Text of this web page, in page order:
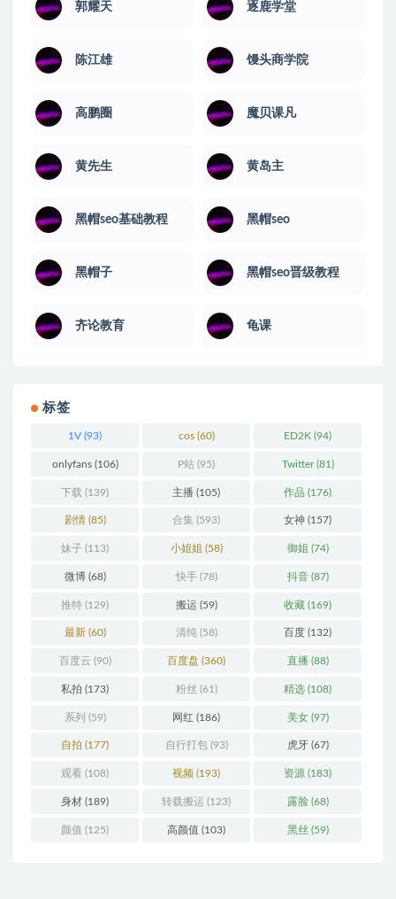
郭耀天 逐鹿学堂
陈江雄 馒头商学院
高鹏圈 魔贝课凡
黄先生 黄岛主
黑帽seo基础教程 黑帽seo
黑帽子 黑帽seo晋级教程
齐论教育 龟课
标签
1V (93) cos(60) ED2K (94)
onlyfans(106) P站 (95) Twitter(81)
下载 (139) 主播 (105) 作品 (176)
剧情(85) 合集 (593) 女神 (157)
妹子 (113) 小姐姐 (58) 御姐 (74)
微博(68) 快手(78) 抖音(87)
推特 (129) 搬运 (59) 收藏 (169)
最新(60) 清纯(58) 百度 (132)
百度云 (90) 百度盘 (360) 直播(88)
私拍 (173) 粉丝 (61) 精选 (108)
系列 (59) 网红 (186) 美女(97)
自拍 (177) 自行打包(93) 虎牙(67)
观看 (108) 视频 (193) 资源 (183)
身材 (189) 转载搬运 (123) 露脸(68)
颜值 (125) 高颜值 (103) 黑丝 (59)